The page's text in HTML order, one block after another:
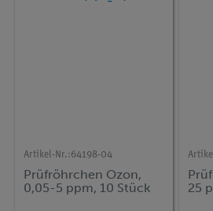
Artikel-Nr.:64198-04
Prüfröhrchen Ozon,
0,05-5 ppm, 10 Stück
25